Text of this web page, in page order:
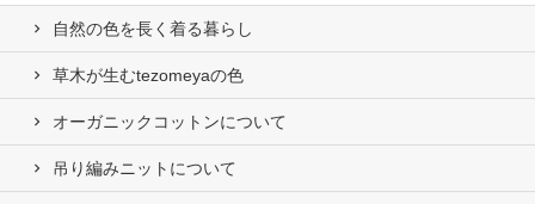
自然の⾊を⻑く着る暮らし
草木が生むtezomeyaの⾊
オーガニックコットンについて
吊り編みニットについて